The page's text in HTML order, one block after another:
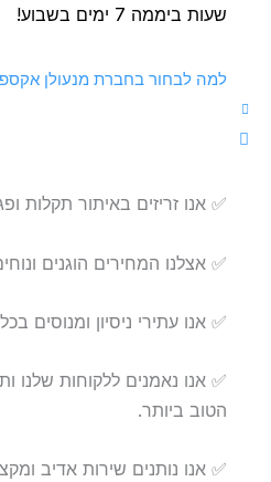
שעות ביממה 7 ימים בשבוע!
למה לבחור בחברת מנעולן
✅ אנו זריזים באיתור תקלות
✅ אצלנו המחירים הוגנים
✅ אנו עתירי ניסיון ומנוסים
✅ אנו נאמנים ללקוחות שלנו
הטוב ביותר.
✅ אנו נותנים שירות אדיב